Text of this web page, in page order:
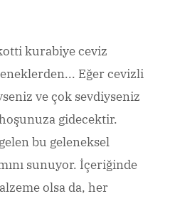
kurabiye ceviz
Eğer cevizli
ve çok sevdiyseniz
gidecektir.
bu geleneksel
sunuyor. İçeriğinde
olsa da, her